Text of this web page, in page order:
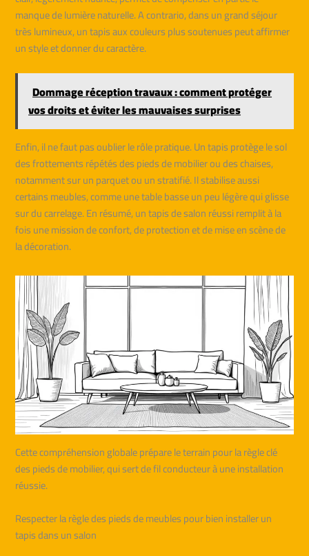
manque de lumière naturelle. A contrario, dans un grand séjour
très lumineux, un tapis aux couleurs plus soutenues peut affirmer
un style et donner du caractère.
Dommage réception travaux : comment protéger
vos droits et éviter les mauvaises surprises
Enfin, il ne faut pas oublier le rôle pratique. Un tapis protège le sol
des frottements répétés des pieds de mobilier ou des chaises,
notamment sur un parquet ou un stratifié. Il stabilise aussi
certains meubles, comme une table basse un peu légère qui glisse
sur du carrelage. En résumé, un tapis de salon réussi remplit à la
fois une mission de confort, de protection et de mise en scène de
la décoration.
Cette compréhension globale prépare le terrain pour la règle clé
des pieds de mobilier, qui sert de fil conducteur à une installation
réussie.
Respecter la règle des pieds de meubles pour bien installer un
tapis dans un salon